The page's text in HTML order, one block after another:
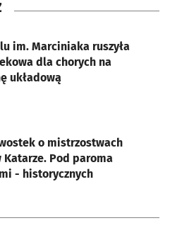
im. Marciniaka ruszyła
dla chorych na
układową
o mistrzostwach
Katarze. Pod paroma
- historycznych